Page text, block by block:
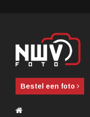
Bestel een foto